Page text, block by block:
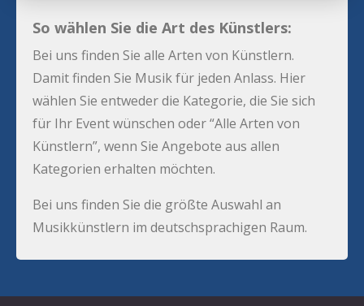
So wählen Sie die Art des Künstlers:
Bei uns finden Sie alle Arten von Künstlern.
Damit finden Sie Musik für jeden Anlass. Hier
wählen Sie entweder die Kategorie, die Sie sich
für Ihr Event wünschen oder “Alle Arten von
Künstlern”, wenn Sie Angebote aus allen
Kategorien erhalten möchten.
Bei uns finden Sie die größte Auswahl an
Musikkünstlern im deutschsprachigen Raum.